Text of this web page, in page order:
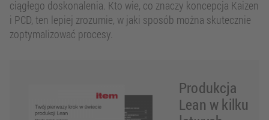
ciągłego doskonalenia. Kto wie, co znaczy koncepcja Kaizen
i PCD, ten lepiej zrozumie, w jaki sposób można skutecznie
zoptymalizować procesy.
Produkcja
Lean w kilku